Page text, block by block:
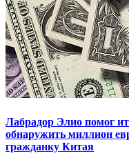
Лабрадор Элио помог
обнаружить миллион
гражданку Китая